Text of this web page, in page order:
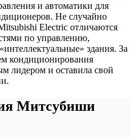
и автоматики для
Не случайно
Electric отличаются
по управлению,
здания. За
кондиционирования
лидером и оставила свой
Митсубиши